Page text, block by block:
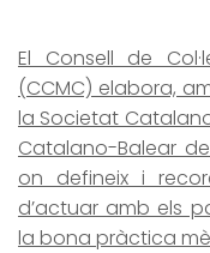
El Consell de
(CCMC) elabora,
la Societat
Catalano-Balear
on defineix i
d’actuar amb els
la bona pràctica